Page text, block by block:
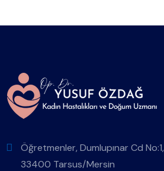
Öğretmenler, Dumlupınar Cd No:1,
33400 Tarsus/Mersin